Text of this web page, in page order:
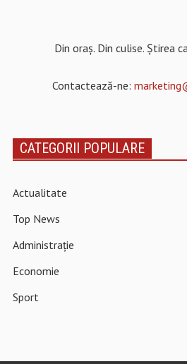
Din oraș. Din culise. Știrea
Contactează-ne:
CATEGORII POPULARE
Actualitate
Top News
Administrație
Economie
Sport